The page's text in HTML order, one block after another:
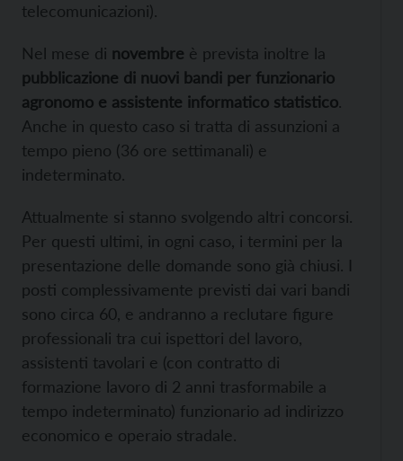
telecomunicazioni).
Nel mese di novembre è prevista inoltre la
pubblicazione di nuovi bandi per funzionario
agronomo e assistente informatico statistico.
Anche in questo caso si tratta di assunzioni a
tempo pieno (36 ore settimanali) e
indeterminato.
Attualmente si stanno svolgendo altri concorsi.
Per questi ultimi, in ogni caso, i termini per la
presentazione delle domande sono già chiusi. I
posti complessivamente previsti dai vari bandi
sono circa 60, e andranno a reclutare figure
professionali tra cui ispettori del lavoro,
assistenti tavolari e (con contratto di
formazione lavoro di 2 anni trasformabile a
tempo indeterminato) funzionario ad indirizzo
economico e operaio stradale.